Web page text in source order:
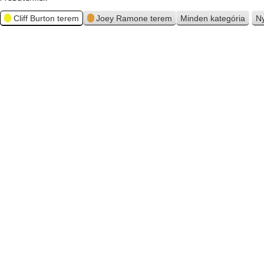
Cliff Burton terem Joey Ramone terem Minden kategória